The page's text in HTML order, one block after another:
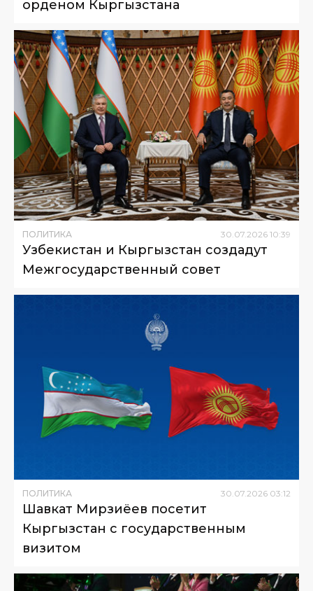
орденом Кыргызстана
ПОЛИТИКА 30.07.2026 10:39
Узбекистан и Кыргызстан создадут
Межгосударственный совет
ПОЛИТИКА 30.07.2026 03:12
Шавкат Мирзиёев посетит
Кыргызстан с государственным
визитом